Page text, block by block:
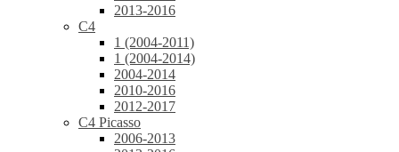
2013-2016
C4
1 (2004-2011)
1 (2004-2014)
2004-2014
2010-2016
2012-2017
C4 Picasso
2006-2013